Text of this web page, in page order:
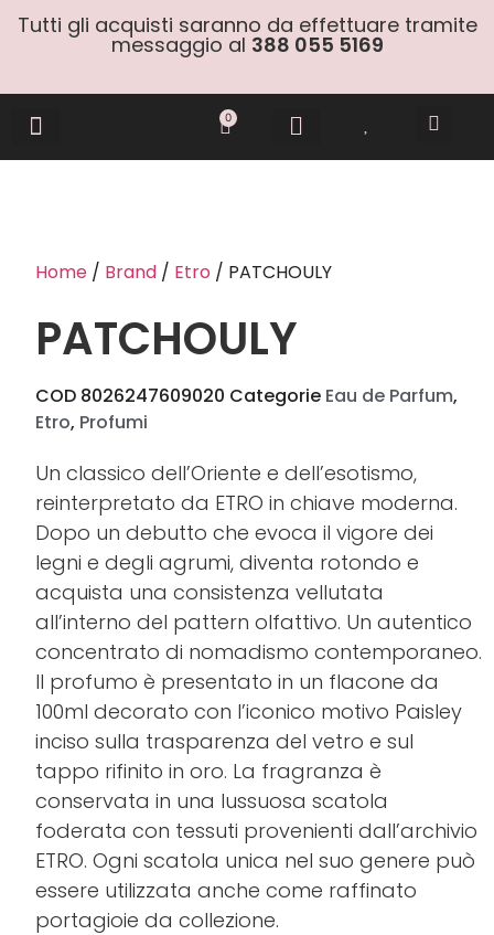
Tutti gli acquisti saranno da effettuare tramite
messaggio al 388 055 5169
0
Home / Brand / Etro / PATCHOULY
PATCHOULY
COD 8026247609020 Categorie Eau de Parfum,
Etro, Profumi
Un classico dell’Oriente e dell’esotismo,
reinterpretato da ETRO in chiave moderna.
Dopo un debutto che evoca il vigore dei
legni e degli agrumi, diventa rotondo e
acquista una consistenza vellutata
all’interno del pattern olfattivo. Un autentico
concentrato di nomadismo contemporaneo.
Il profumo è presentato in un flacone da
100ml decorato con l’iconico motivo Paisley
inciso sulla trasparenza del vetro e sul
tappo rifinito in oro. La fragranza è
conservata in una lussuosa scatola
foderata con tessuti provenienti dall’archivio
ETRO. Ogni scatola unica nel suo genere può
essere utilizzata anche come raffinato
portagioie da collezione.